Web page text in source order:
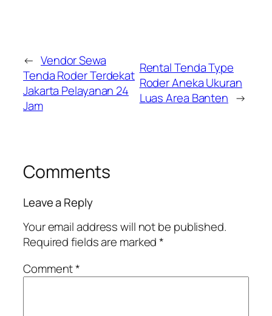
← Vendor Sewa
Tenda Roder Terdekat
Jakarta Pelayanan 24
Jam
Rental Tenda Type
Roder Aneka Ukuran
Luas Area Banten →
Comments
Leave a Reply
Your email address will not be published.
Required fields are marked*
Comment*